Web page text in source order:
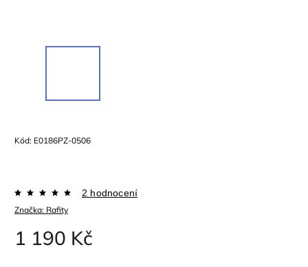
Kód: E0186PZ-0506
Značka: Rafity
2 hodnocení
1 190 Kč